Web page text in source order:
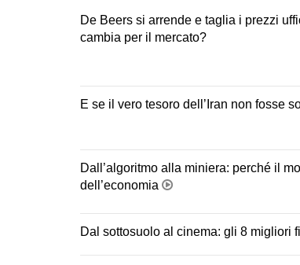
De Beers si arrende e taglia i prezzi
cambia per il mercato?
E se il vero tesoro dell’Iran non fosse
Dall’algoritmo alla miniera: perché il
dell’economia
Dal sottosuolo al cinema: gli 8 migliori